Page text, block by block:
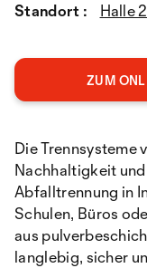
Standort :
Halle
ZUM
Die Trennsysteme
Nachhaltigkeit
Abfalltrennung in
Schulen, Büros
aus
langlebig, sicher